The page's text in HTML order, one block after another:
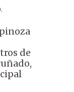
de